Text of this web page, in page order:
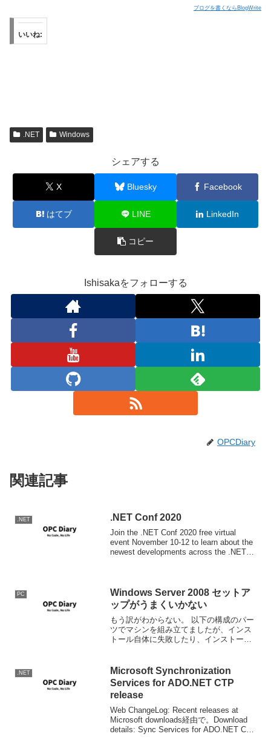
ブログを書くならBlogWrite
いいね:
.NET Windows
シェアする
X Bluesky Facebook
はてブ LINE LinkedIn
コピー
Ishisakaをフォローする
OPCDiary
関連記事
.NET .NET Conf 2020
Join the .NET Conf 2020 free virtual
event November 10-12 to learn about the
newest developments across the .NET
PC
Windows Server 2008 セットア
ップがうまくいかない
もう訳がわからない。 以下の構成のパー
ツでマシンを組み立てましたが、インス
トール自体に失敗したり、インストール
謎のレジストリがぶっ壊れていたので修
復しますエラーが出て、...
.NET
Microsoft Synchronization
Services for ADO.NET CTP
release
Web ChangeLog: Recent releases at
Microsoft downloads経由で。Download
details: Sync Services for ADO.NET CTP